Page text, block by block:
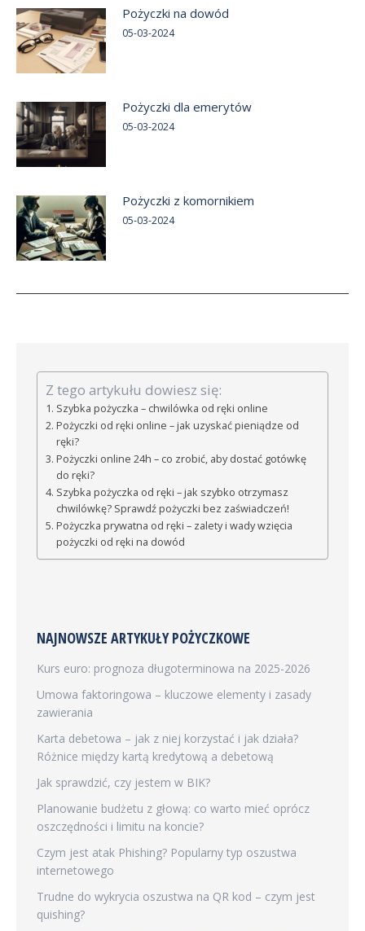
Pożyczki na dowód
05-03-2024
Pożyczki dla emerytów
05-03-2024
Pożyczki z komornikiem
05-03-2024
Z tego artykułu dowiesz się:
Szybka pożyczka – chwilówka od ręki online
Pożyczki od ręki online – jak uzyskać pieniądze od
ręki?
Pożyczki online 24h – co zrobić, aby dostać gotówkę
do ręki?
Szybka pożyczka od ręki – jak szybko otrzymasz
chwilówkę? Sprawdź pożyczki bez zaświadczeń!
Pożyczka prywatna od ręki – zalety i wady wzięcia
pożyczki od ręki na dowód
NAJNOWSZE ARTYKUŁY POŻYCZKOWE
Kurs euro: prognoza długoterminowa na 2025-2026
Umowa faktoringowa – kluczowe elementy i zasady
zawierania
Karta debetowa – jak z niej korzystać i jak działa?
Różnice między kartą kredytową a debetową
Jak sprawdzić, czy jestem w BIK?
Planowanie budżetu z głową: co warto mieć oprócz
oszczędności i limitu na koncie?
Czym jest atak Phishing? Popularny typ oszustwa
internetowego
Trudne do wykrycia oszustwa na QR kod – czym jest
quishing?